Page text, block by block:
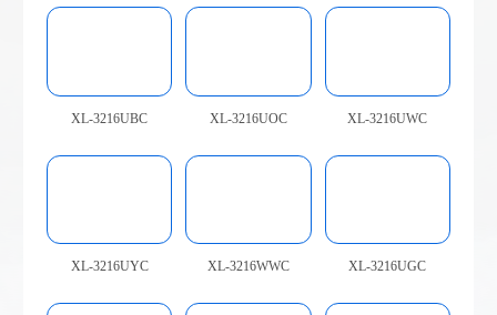
XL-3216UBC XL-3216UOC XL-3216UWC
XL-3216UYC XL-3216WWC XL-3216UGC